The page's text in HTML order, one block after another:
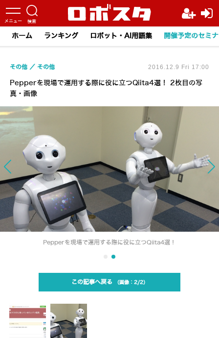
ホーム ランキング ロボット・AI用語集 開催予定のセミ
Pepperを現場で運用する際に役に立つQiita4選！ 2枚目の写
真・画像
その他 その他 2016.12.9 Fri 17:00
Pepperを現場で運用する際に役に立つQiita4選！
この記事へ戻る 2/2